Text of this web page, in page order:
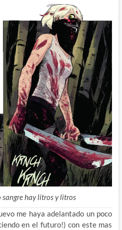
sangre hay litros y litros
me haya adelantado un poco
en el futuro!) con este mas